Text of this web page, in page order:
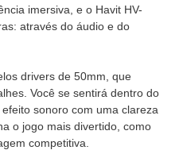
imersiva, e o Havit HV-
através do áudio e do
drivers de 50mm, que
Você se sentirá dentro do
sonoro com uma clareza
o jogo mais divertido, como
competitiva.